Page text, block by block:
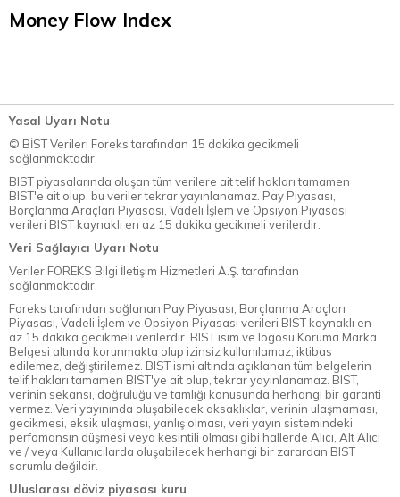
Money Flow Index
Yasal Uyarı Notu
© BİST Verileri Foreks tarafından 15 dakika gecikmeli
sağlanmaktadır.
BIST piyasalarında oluşan tüm verilere ait telif hakları tamamen
BIST'e ait olup, bu veriler tekrar yayınlanamaz. Pay Piyasası,
Borçlanma Araçları Piyasası, Vadeli İşlem ve Opsiyon Piyasası
verileri BIST kaynaklı en az 15 dakika gecikmeli verilerdir.
Veri Sağlayıcı Uyarı Notu
Veriler FOREKS Bilgi İletişim Hizmetleri A.Ş. tarafından
sağlanmaktadır.
Foreks tarafından sağlanan Pay Piyasası, Borçlanma Araçları
Piyasası, Vadeli İşlem ve Opsiyon Piyasası verileri BIST kaynaklı en
az 15 dakika gecikmeli verilerdir. BIST isim ve logosu Koruma Marka
Belgesi altında korunmakta olup izinsiz kullanılamaz, iktibas
edilemez, değiştirilemez. BIST ismi altında açıklanan tüm belgelerin
telif hakları tamamen BIST'ye ait olup, tekrar yayınlanamaz. BIST,
verinin sekansı, doğruluğu ve tamlığı konusunda herhangi bir garanti
vermez. Veri yayınında oluşabilecek aksaklıklar, verinin ulaşmaması,
gecikmesi, eksik ulaşması, yanlış olması, veri yayın sistemindeki
perfomansın düşmesi veya kesintili olması gibi hallerde Alıcı, Alt Alıcı
ve / veya Kullanıcılarda oluşabilecek herhangi bir zarardan BIST
sorumlu değildir.
Uluslarası döviz piyasası kuru